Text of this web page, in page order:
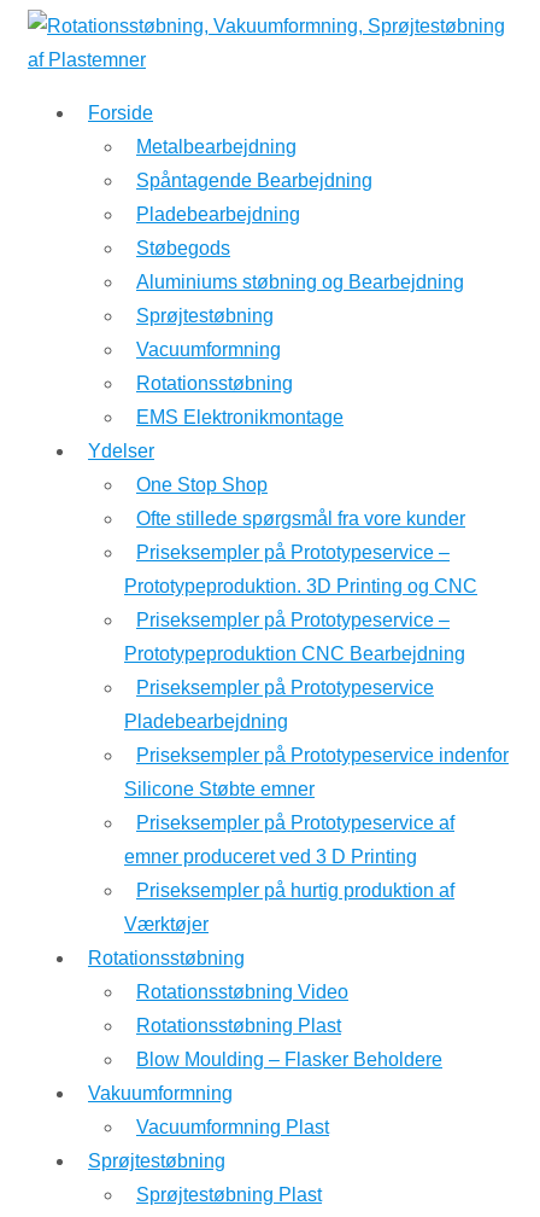
↓
Hop
hovedindhold
Forside
Metalbearbejdning
Spåntagende Bearbejdning
Pladebearbejdning
Støbegods
Aluminiums støbning og Bearbejdning
Sprøjtestøbning
Vacuumformning
Rotationsstøbning
EMS Elektronikmontage
Ydelser
One Stop Shop
Ofte stillede spørgsmål fra vore kunder
Priseksempler på Prototypeservice –
Prototypeproduktion. 3D Printing og CNC
Priseksempler på Prototypeservice –
Prototypeproduktion CNC Bearbejdning
Priseksempler på Prototypeservice
Pladebearbejdning
Priseksempler på Prototypeservice indenfor
Silicone Støbte emner
Priseksempler på Prototypeservice af
emner produceret ved 3 D Printing
Priseksempler på hurtig produktion af
Værktøjer
Rotationsstøbning
Rotationsstøbning Video
Rotationsstøbning Plast
Blow Moulding – Flasker Beholdere
Vakuumformning
Vacuumformning Plast
Sprøjtestøbning
Sprøjtestøbning Plast